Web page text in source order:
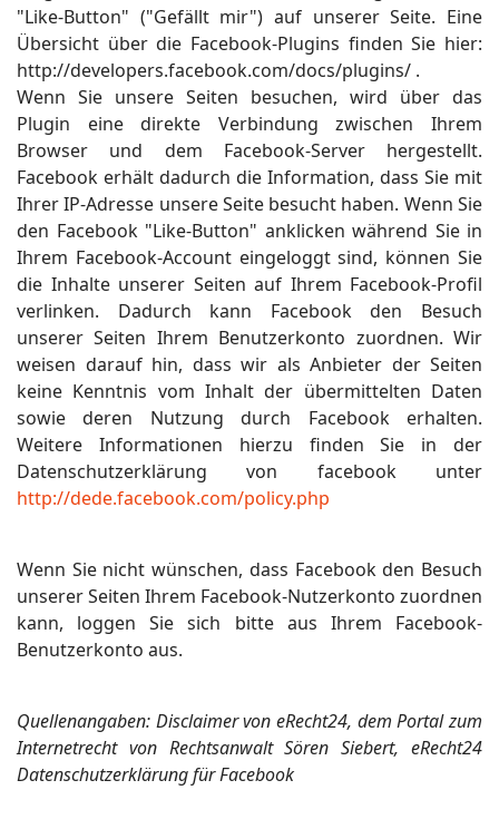
"Like-Button" ("Gefällt mir") auf unserer Seite. Eine
Übersicht über die Facebook-Plugins finden Sie hier:
http://developers.facebook.com/docs/plugins/ .
Wenn Sie unsere Seiten besuchen, wird über das
Plugin eine direkte Verbindung zwischen Ihrem
Browser und dem Facebook-Server hergestellt.
Facebook erhält dadurch die Information, dass Sie mit
Ihrer IP-Adresse unsere Seite besucht haben. Wenn Sie
den Facebook "Like-Button" anklicken während Sie in
Ihrem Facebook-Account eingeloggt sind, können Sie
die Inhalte unserer Seiten auf Ihrem Facebook-Profil
verlinken. Dadurch kann Facebook den Besuch
unserer Seiten Ihrem Benutzerkonto zuordnen. Wir
weisen darauf hin, dass wir als Anbieter der Seiten
keine Kenntnis vom Inhalt der übermittelten Daten
sowie deren Nutzung durch Facebook erhalten.
Weitere Informationen hierzu finden Sie in der
Datenschutzerklärung von facebook unter
http://dede.facebook.com/policy.php
Wenn Sie nicht wünschen, dass Facebook den Besuch
unserer Seiten Ihrem Facebook-Nutzerkonto zuordnen
kann, loggen Sie sich bitte aus Ihrem Facebook-
Benutzerkonto aus.
Quellenangaben: Disclaimer von eRecht24, dem Portal zum
Internetrecht von Rechtsanwalt Sören Siebert, eRecht24
Datenschutzerklärung für Facebook